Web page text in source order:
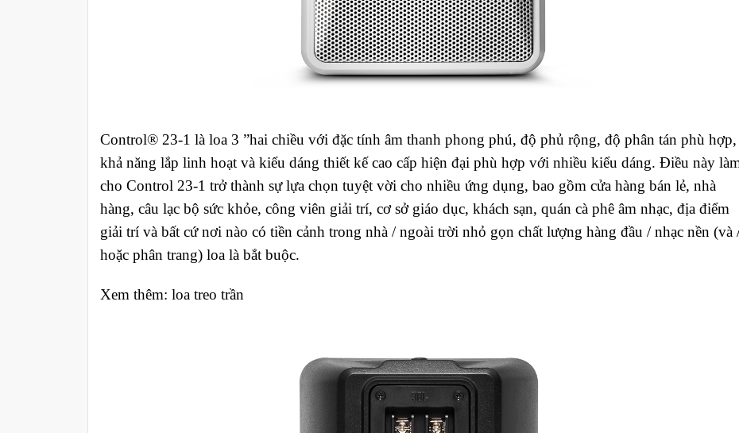
Control® 23-1 là loa 3 ”hai chiều với đặc tính âm thanh phong phú, độ phủ rộng, độ phân tán phù hợp,
khả năng lắp linh hoạt và kiểu dáng thiết kế cao cấp hiện đại phù hợp với nhiều kiểu dáng. Điều này
cho Control 23-1 trở thành sự lựa chọn tuyệt vời cho nhiều ứng dụng, bao gồm cửa hàng bán lẻ, nhà
hàng, câu lạc bộ sức khỏe, công viên giải trí, cơ sở giáo dục, khách sạn, quán cà phê âm nhạc, địa điểm
giải trí và bất cứ nơi nào có tiền cảnh trong nhà / ngoài trời nhỏ gọn chất lượng hàng đầu / nhạc nền (và
hoặc phân trang) loa là bắt buộc.
Xem thêm: loa treo trần